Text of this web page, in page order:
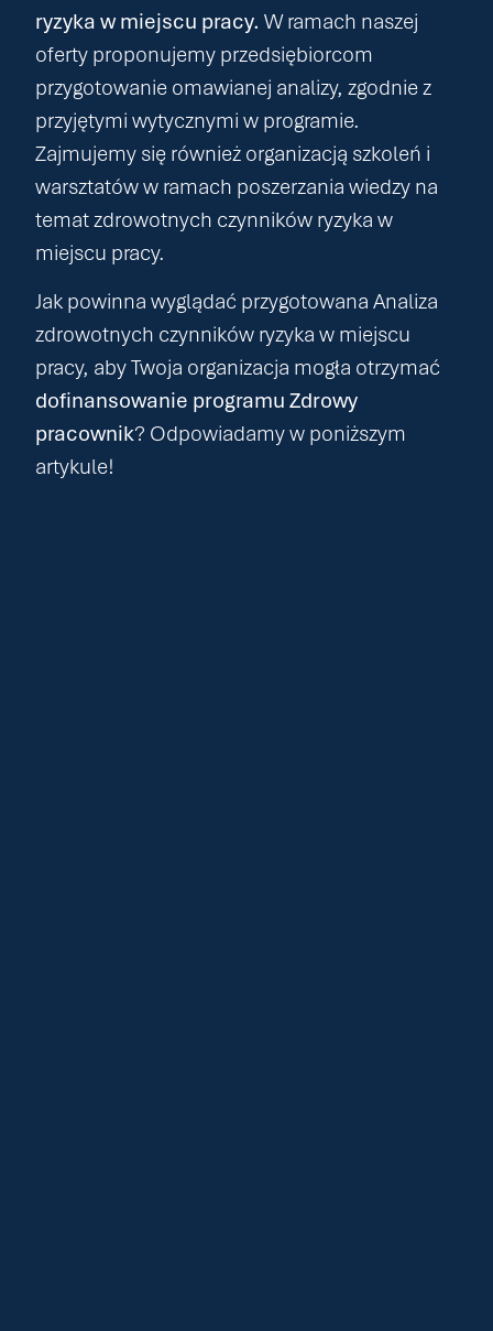
ryzyka w miejscu pracy. W ramach naszej
oferty proponujemy przedsiębiorcom
przygotowanie omawianej analizy, zgodnie z
przyjętymi wytycznymi w programie.
Zajmujemy się również organizacją szkoleń i
warsztatów w ramach poszerzania wiedzy na
temat zdrowotnych czynników ryzyka w
miejscu pracy.
Jak powinna wyglądać przygotowana Analiza
zdrowotnych czynników ryzyka w miejscu
pracy, aby Twoja organizacja mogła otrzymać
dofinansowanie programu Zdrowy
pracownik? Odpowiadamy w poniższym
artykule!